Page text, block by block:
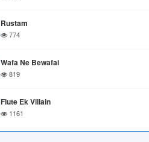
Rustam
774
Wafa Ne Bewafai
819
Flute Ek Villain
1161